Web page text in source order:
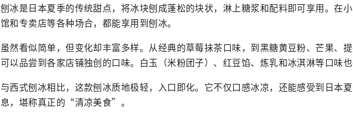
刨冰是日本夏季的传统甜点，将冰块刨成蓬松的块状，淋上糖浆和配料即可享用。在
馆和专卖店等各种场合，都能享用到刨冰。
虽然看似简单，但变化却丰富多样。从经典的草莓抹茶口味，到黑糖黄豆粉、芒果、
可以品尝到各家店铺独创的口味。白玉（米粉团子）、红豆馅、炼乳和冰淇淋等口味也
与西式刨冰相比，这款刨冰质地极轻，入口即化。它不仅口感冰凉，还能感受到日本
息，堪称真正的“清凉美食”。